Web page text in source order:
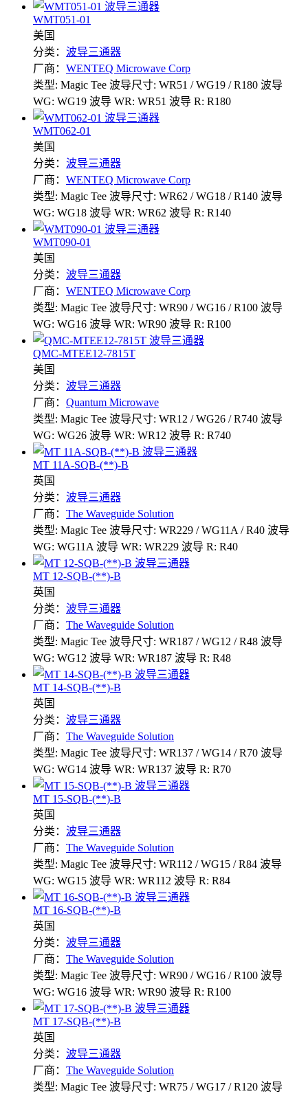
WMT051-01
美国
分类： 波导三通器
厂商： WENTEQ Microwave Corp
类型: Magic Tee 波导尺寸: WR51 / WG19 / R180 波导
WG: WG19 波导 WR: WR51 波导 R: R180
WMT062-01
美国
分类： 波导三通器
厂商： WENTEQ Microwave Corp
类型: Magic Tee 波导尺寸: WR62 / WG18 / R140 波导
WG: WG18 波导 WR: WR62 波导 R: R140
WMT090-01
美国
分类： 波导三通器
厂商： WENTEQ Microwave Corp
类型: Magic Tee 波导尺寸: WR90 / WG16 / R100 波导
WG: WG16 波导 WR: WR90 波导 R: R100
QMC-MTEE12-7815T
美国
分类： 波导三通器
厂商： Quantum Microwave
类型: Magic Tee 波导尺寸: WR12 / WG26 / R740 波导
WG: WG26 波导 WR: WR12 波导 R: R740
MT 11A-SQB-(**)-B
英国
分类： 波导三通器
厂商： The Waveguide Solution
类型: Magic Tee 波导尺寸: WR229 / WG11A / R40 波导
WG: WG11A 波导 WR: WR229 波导 R: R40
MT 12-SQB-(**)-B
英国
分类： 波导三通器
厂商： The Waveguide Solution
类型: Magic Tee 波导尺寸: WR187 / WG12 / R48 波导
WG: WG12 波导 WR: WR187 波导 R: R48
MT 14-SQB-(**)-B
英国
分类： 波导三通器
厂商： The Waveguide Solution
类型: Magic Tee 波导尺寸: WR137 / WG14 / R70 波导
WG: WG14 波导 WR: WR137 波导 R: R70
MT 15-SQB-(**)-B
英国
分类： 波导三通器
厂商： The Waveguide Solution
类型: Magic Tee 波导尺寸: WR112 / WG15 / R84 波导
WG: WG15 波导 WR: WR112 波导 R: R84
MT 16-SQB-(**)-B
英国
分类： 波导三通器
厂商： The Waveguide Solution
类型: Magic Tee 波导尺寸: WR90 / WG16 / R100 波导
WG: WG16 波导 WR: WR90 波导 R: R100
MT 17-SQB-(**)-B
英国
分类： 波导三通器
厂商： The Waveguide Solution
类型: Magic Tee 波导尺寸: WR75 / WG17 / R120 波导